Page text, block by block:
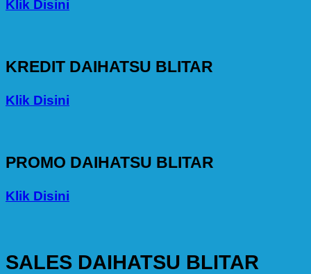
Klik Disini
KREDIT DAIHATSU BLITAR
Klik Disini
PROMO DAIHATSU BLITAR
Klik Disini
SALES DAIHATSU BLITAR